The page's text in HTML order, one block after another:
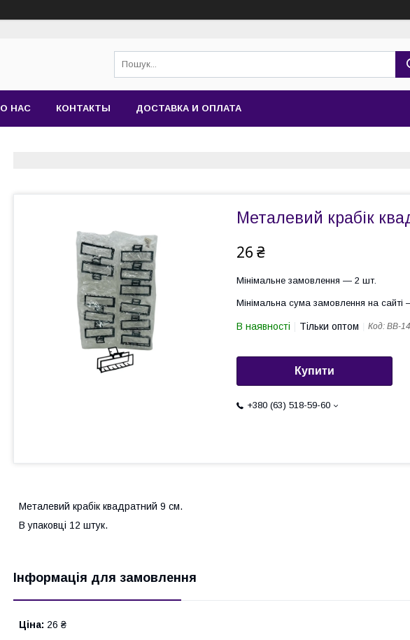
О НАС КОНТАКТЫ ДОСТАВКА И ОПЛАТА
Металевий крабік
26 ₴
Мінімальне замовлення — 2 шт.
Мінімальна сума замовлення на сайті
В наявності Тільки оптом Код: ВВ-
Купити
+380 (63) 518-59-60
Металевий крабік квадратний 9 см.
В упаковці 12 штук.
Інформація для замовлення
Ціна: 26 ₴